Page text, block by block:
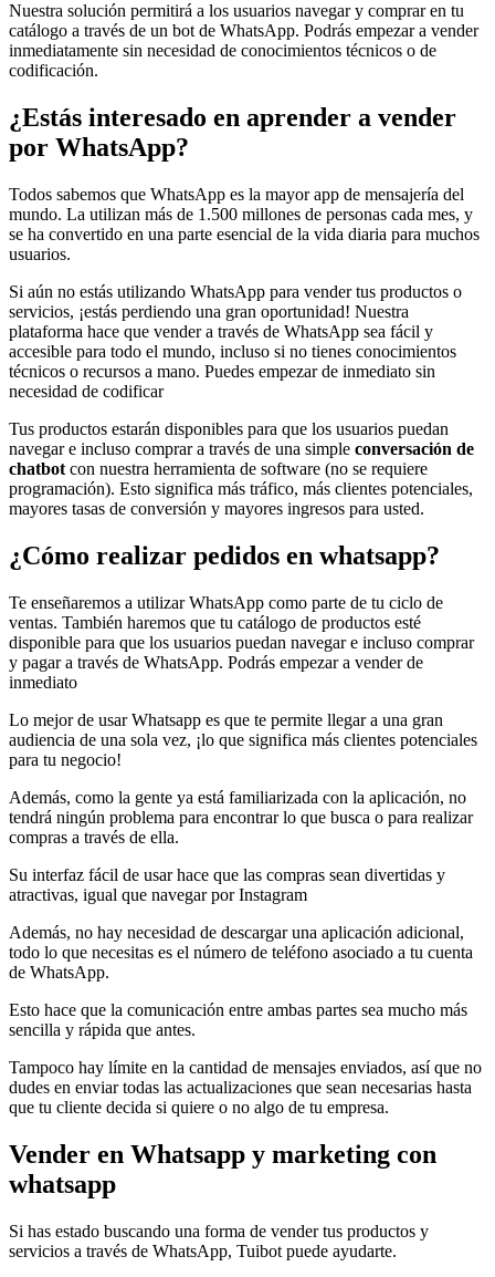
Nuestra solución permitirá a los usuarios navegar y comprar en tu
catálogo a través de un bot de WhatsApp. Podrás empezar a vender
inmediatamente sin necesidad de conocimientos técnicos o de
codificación.
¿Estás interesado en aprender a vender
por WhatsApp?
Todos sabemos que WhatsApp es la mayor app de mensajería del
mundo. La utilizan más de 1.500 millones de personas cada mes, y
se ha convertido en una parte esencial de la vida diaria para muchos
usuarios.
Si aún no estás utilizando WhatsApp para vender tus productos o
servicios, ¡estás perdiendo una gran oportunidad! Nuestra
plataforma hace que vender a través de WhatsApp sea fácil y
accesible para todo el mundo, incluso si no tienes conocimientos
técnicos o recursos a mano. Puedes empezar de inmediato sin
necesidad de codificar
Tus productos estarán disponibles para que los usuarios puedan
navegar e incluso comprar a través de una simple conversación de
chatbot con nuestra herramienta de software (no se requiere
programación). Esto significa más tráfico, más clientes potenciales,
mayores tasas de conversión y mayores ingresos para usted.
¿Cómo realizar pedidos en whatsapp?
Te enseñaremos a utilizar WhatsApp como parte de tu ciclo de
ventas. También haremos que tu catálogo de productos esté
disponible para que los usuarios puedan navegar e incluso comprar
y pagar a través de WhatsApp. Podrás empezar a vender de
inmediato
Lo mejor de usar Whatsapp es que te permite llegar a una gran
audiencia de una sola vez, ¡lo que significa más clientes potenciales
para tu negocio!
Además, como la gente ya está familiarizada con la aplicación, no
tendrá ningún problema para encontrar lo que busca o para realizar
compras a través de ella.
Su interfaz fácil de usar hace que las compras sean divertidas y
atractivas, igual que navegar por Instagram
Además, no hay necesidad de descargar una aplicación adicional,
todo lo que necesitas es el número de teléfono asociado a tu cuenta
de WhatsApp.
Esto hace que la comunicación entre ambas partes sea mucho más
sencilla y rápida que antes.
Tampoco hay límite en la cantidad de mensajes enviados, así que no
dudes en enviar todas las actualizaciones que sean necesarias hasta
que tu cliente decida si quiere o no algo de tu empresa.
Vender en Whatsapp y marketing con
whatsapp
Si has estado buscando una forma de vender tus productos y
servicios a través de WhatsApp, Tuibot puede ayudarte.